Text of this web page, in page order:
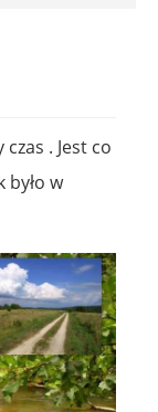
. Jest co
było w